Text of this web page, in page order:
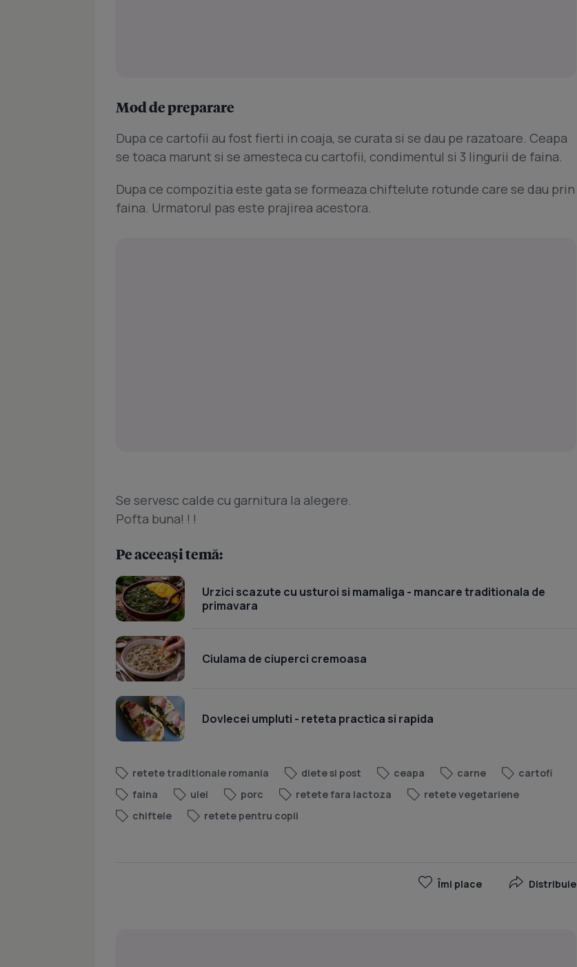
Mod de preparare
Dupa ce cartofii au fost fierti in coaja, se curata si se dau pe razatoare. Ceapa
se toaca marunt si se amesteca cu cartofii, condimentul si 3 lingurii de faina.
Dupa ce compozitia este gata se formeaza chiftelute rotunde care se dau prin
faina. Urmatorul pas este prajirea acestora.
Se servesc calde cu garnitura la alegere.
Pofta buna! ! !
Pe aceeași temă:
Urzici scazute cu usturoi si mamaliga - mancare traditionala de
primavara
Ciulama de ciuperci cremoasa
Dovlecei umpluti - reteta practica si rapida
retete traditionale romania diete si post ceapa carne
cartofi
faina
ulei porc retete fara lactoza
retete vegetariene
chiftele
retete pentru copii
Îmi place Distribuie